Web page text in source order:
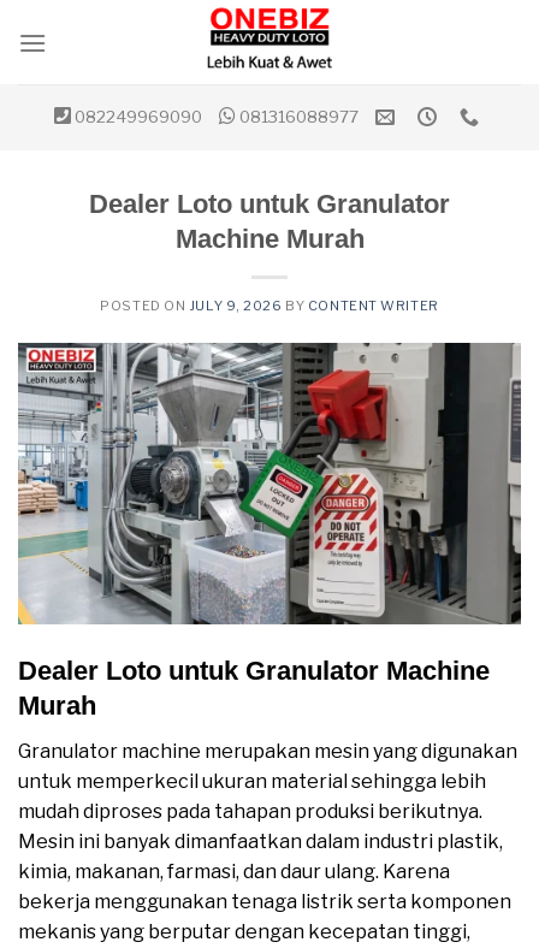
082249969090 081316088977
Dealer Loto untuk Granulator
Machine Murah
POSTED ON JULY 9, 2026 BY CONTENT WRITER
Dealer Loto untuk Granulator Machine
Murah
Granulator machine merupakan mesin yang digunakan
untuk memperkecil ukuran material sehingga lebih
mudah diproses pada tahapan produksi berikutnya.
Mesin ini banyak dimanfaatkan dalam industri plastik,
kimia, makanan, farmasi, dan daur ulang. Karena
bekerja menggunakan tenaga listrik serta komponen
mekanis yang berputar dengan kecepatan tinggi,